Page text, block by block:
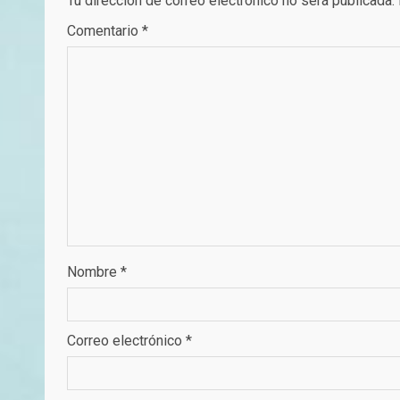
Comentario *
Nombre *
Correo electrónico *